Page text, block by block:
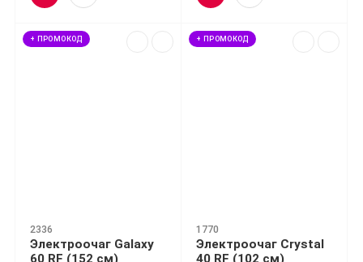
+ ПРОМОКОД
2336
Электроочаг Galaxy
60 RF (152 см)
+ ПРОМОКОД
1770
Электроочаг Crystal
40 RF (102 см)